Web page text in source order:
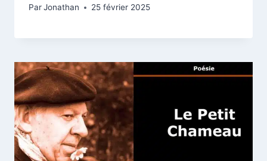
ParJonathan 25 février 2025